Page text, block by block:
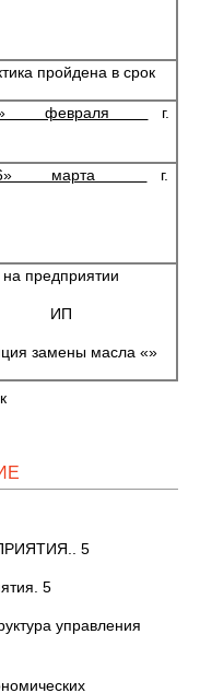
пройдена в срок
февраля г.
марта г.
на предприятии
ИП
замены масла «»
5
5
управления